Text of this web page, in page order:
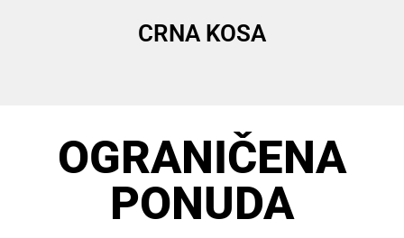
CRNA KOSA
OGRANIČENA
PONUDA